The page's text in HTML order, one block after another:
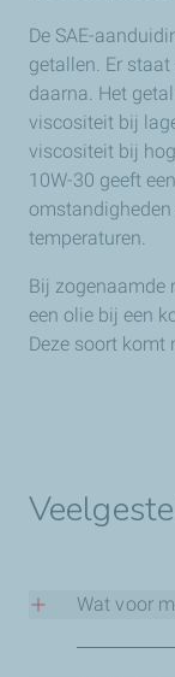
De SAE-
getallen. Er
daarna. Het
viscositeit bij
viscositeit bij
10W-30 geeft
temperaturen.
Bij zogenaamde
een olie bij een
Deze soort komt
Wat voor
Welke